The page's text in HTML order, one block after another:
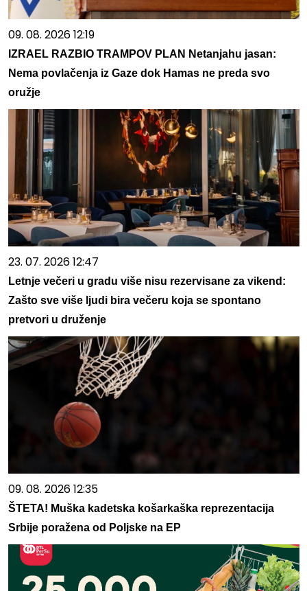
09. 08. 2026 12:19
IZRAEL RAZBIO TRAMPOV PLAN Netanjahu jasan:
Nema povlačenja iz Gaze dok Hamas ne preda svo
oružje
23. 07. 2026 12:47
Letnje večeri u gradu više nisu rezervisane za vikend:
Zašto sve više ljudi bira večeru koja se spontano
pretvori u druženje
09. 08. 2026 12:35
ŠTETA! Muška kadetska košarkaška reprezentacija
Srbije poražena od Poljske na EP